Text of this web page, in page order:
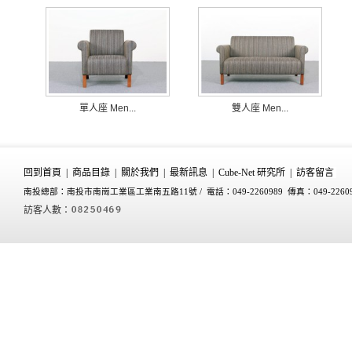
單人座 Men... 雙人座 Men...
回到首頁 商品目錄 關於我們 最新訊息 Cube-Net 研究所 訪客留言
南投總部：南投市南崗工業區工業南五路11號 / 電話：049-2260989 傳真：049-
訪客人數：